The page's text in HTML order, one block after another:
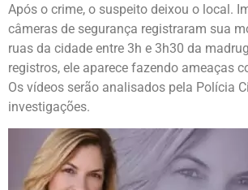
Após o crime, o suspeito deixou o local.
câmeras de segurança registraram sua
ruas da cidade entre 3h e 3h30 da
registros, ele aparece fazendo ameaças
Os vídeos serão analisados pela Polícia
investigações.